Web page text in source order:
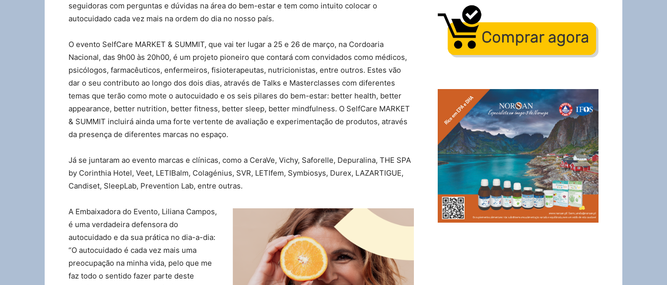
seguidoras com perguntas e dúvidas na área do bem-estar e tem como intuito colocar o
autocuidado cada vez mais na ordem do dia no nosso país.
O evento SelfCare MARKET & SUMMIT, que vai ter lugar a 25 e 26 de março, na Cordoaria
Nacional, das 9h00 às 20h00, é um projeto pioneiro que contará com convidados como médicos,
psicólogos, farmacêuticos, enfermeiros, fisioterapeutas, nutricionistas, entre outros. Estes vão
dar o seu contributo ao longo dos dois dias, através de Talks e Masterclasses com diferentes
temas que terão como mote o autocuidado e os seis pilares do bem-estar: better health, better
appearance, better nutrition, better fitness, better sleep, better mindfulness. O SelfCare MARKET
& SUMMIT incluirá ainda uma forte vertente de avaliação e experimentação de produtos, através
da presença de diferentes marcas no espaço.
Já se juntaram ao evento marcas e clínicas, como a CeraVe, Vichy, Saforelle, Depuralina, THE SPA
by Corinthia Hotel, Veet, LETIBalm, Colagénius, SVR, LETIfem, Symbiosys, Durex, LAZARTIGUE,
Candiset, SleepLab, Prevention Lab, entre outras.
A Embaixadora do Evento, Liliana Campos,
é uma verdadeira defensora do
autocuidado e da sua prática no dia-a-dia:
“O autocuidado é cada vez mais uma
preocupação na minha vida, pelo que me
faz todo o sentido fazer parte deste